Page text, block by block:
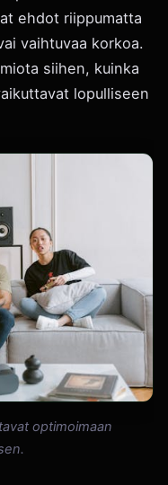
ehdot riippumatta
vaihtuvaa korkoa.
siihen, kuinka
lopulliseen
optimoimaan